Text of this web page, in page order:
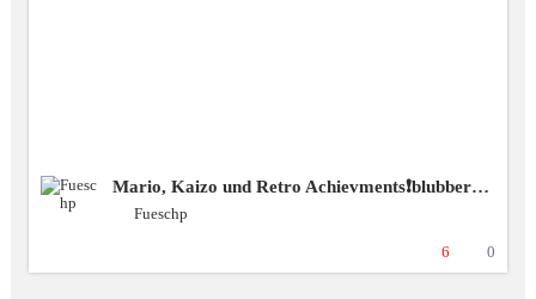
Mario, Kaizo und Retro Achievments❗️blubbercast❗️Discord ❗️BSG [+18 GER]
Fueschp
6 0